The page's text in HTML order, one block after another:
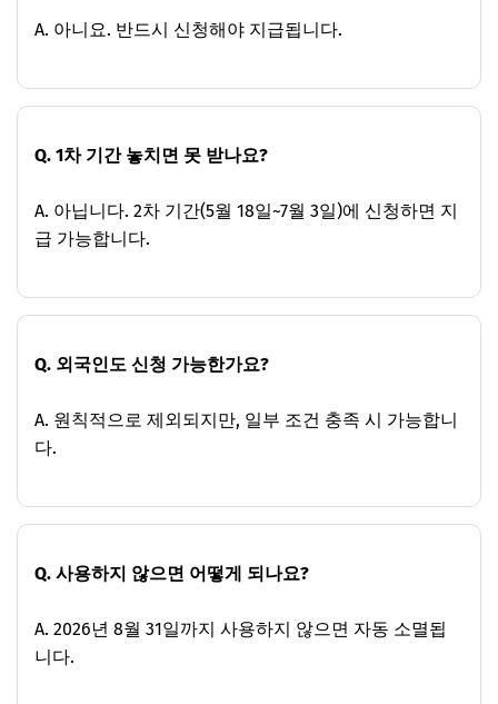
A. 아니요. 반드시 신청해야 지급됩니다.
Q. 1차 기간 놓치면 못 받나요?
A. 아닙니다. 2차 기간(5월 18일~7월 3일)에 신청하면 지
급 가능합니다.
Q. 외국인도 신청 가능한가요?
A. 원칙적으로 제외되지만, 일부 조건 충족 시 가능합니
다.
Q. 사용하지 않으면 어떻게 되나요?
A. 2026년 8월 31일까지 사용하지 않으면 자동 소멸됩
니다.